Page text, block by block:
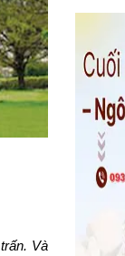
Và